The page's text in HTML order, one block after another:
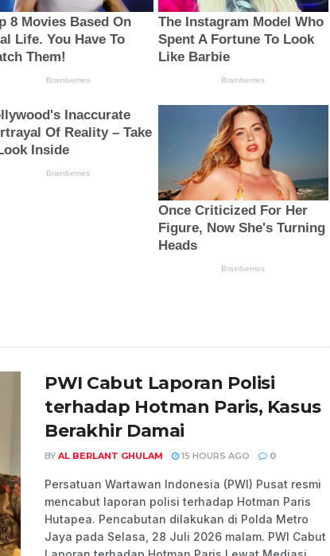
PWI Cabut Laporan Polisi
terhadap Hotman Paris, Kasus
Berakhir Damai
BY AL BERLANT GHULAM 15 HOURS AGO 0
Persatuan Wartawan Indonesia (PWI) Pusat resmi
mencabut laporan polisi terhadap Hotman Paris
Hutapea. Pencabutan dilakukan di Polda Metro
Jaya pada Selasa, 28 Juli 2026 malam. PWI Cabut